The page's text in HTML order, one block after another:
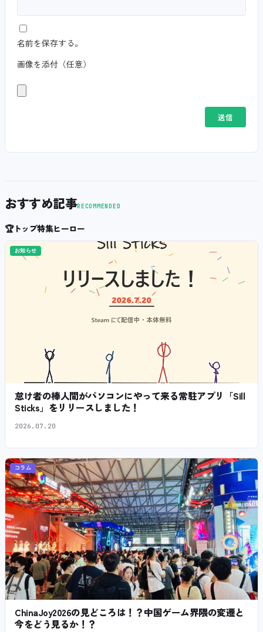
名前を保存する。
画像を添付（任意）
おすすめ記事RECOMMENDED
🏆トップ特集ヒーロー
お知らせ
怠け者の棒人間がパソコンにやって来る常駐アプリ「Sill
Sticks」をリリースしました！
2026.07.20
コラム
ChinaJoy2026の見どころは！？中国ゲーム界隈の変遷と
今をどう見るか！？